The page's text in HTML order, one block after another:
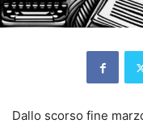
Dallo scorso fine